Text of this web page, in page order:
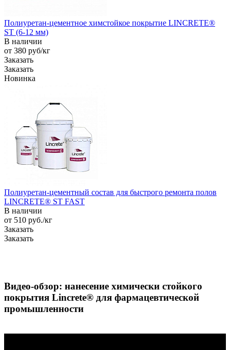
Полиуретан-цементное химстойкое покрытие LINCRETE®
ST (6-12 мм)
В наличии
от 380 руб/кг
Заказать
Заказать
Новинка
Полиуретан-цементный состав для быстрого ремонта полов
LINCRETE® ST FAST
В наличии
от 510 руб./кг
Заказать
Заказать
Видео-обзор: нанесение химически стойкого
покрытия Lincrete®️ для фармацевтической
промышленности